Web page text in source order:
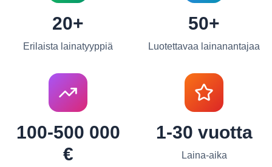
20+
Erilaista lainatyyppiä
50+
Luotettavaa lainanantajaa
100-500 000
€
1-30 vuotta
Laina-aika